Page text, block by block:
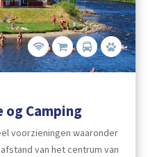
Camping
voorzieningen waaronder
van het centrum van